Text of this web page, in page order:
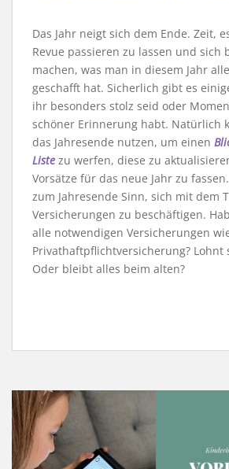
Das Jahr neigt sich dem Ende. Zeit,
Revue passieren zu lassen und sich
machen, was man in diesem Jahr
geschafft hat. Sicherlich gibt es
ihr besonders stolz seid oder
schöner Erinnerung habt. Natürlich
das Jahresende nutzen, um einen
Liste zu werfen, diese zu
Vorsätze für das neue Jahr zu
zum Jahresende Sinn, sich mit dem
Versicherungen zu beschäftigen.
alle notwendigen Versicherungen
Privathaftpflichtversicherung? Lohnt
Oder bleibt alles beim alten?